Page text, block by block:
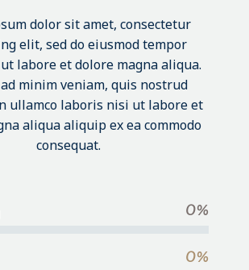
dolor sit amet, consectetur
elit, sed do eiusmod tempor
labore et dolore magna aliqua.
minim veniam, quis nostrud
ullamco laboris nisi ut labore et
aliqua aliquip ex ea commodo
consequat.
0%
0%